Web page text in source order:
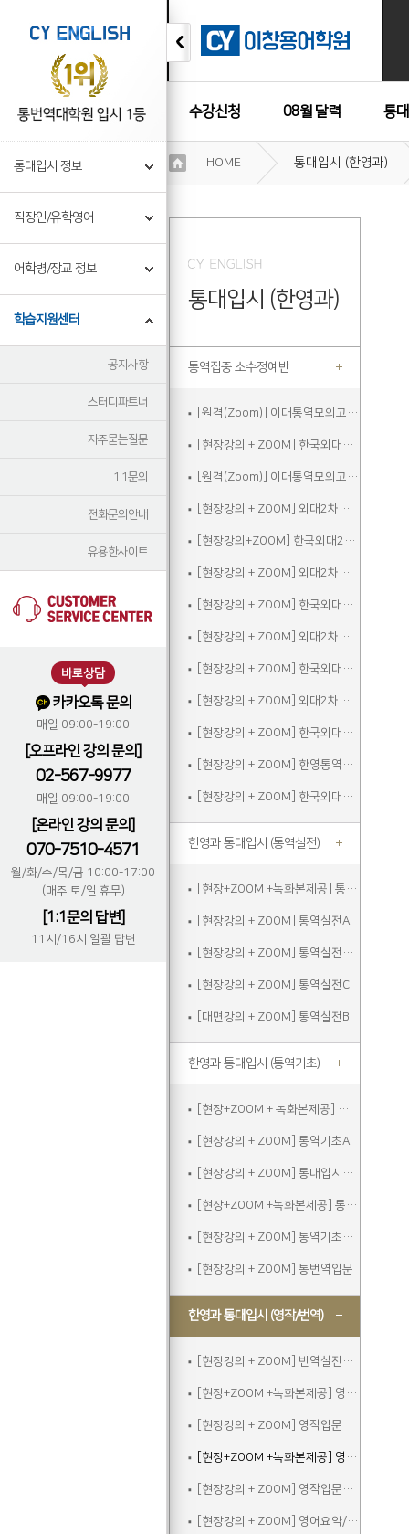
수강신청 08월 달력 통
수강후기
통대입시 정보
직장인/유학영어
어학병/장교 정보
학습지원센터
공지사항
스터디파트너
자주묻는질문
1:1문의
전화문의안내
유용한사이트
바로상담
카카오톡 문의
매일 09:00-19:00
[오프라인 강의 문의]
02-567-9977
매일 09:00-19:00
[온라인 강의 문의]
070-7510-4571
월/화/수/목/금 10:00-17:00
(매주 토/일 휴무)
[1:1문의 답변]
11시/16시 일괄 답변
기
정
HOME 통대입시 (한영과)
통대입시 (한영과)
통역집중 소수정예반
[원격(Zoom)] 이대통역모의고사A
[현장강의 + ZOOM] 한국외대2차실전통역모의고사A
[원격(Zoom)] 이대통역모의고사B
[현장강의 + ZOOM] 외대2차모의고사A
[현장강의+ZOOM] 한국외대2차실전통역모의고사B
[현장강의 + ZOOM] 외대2차모의고사B
[현장강의 + ZOOM] 한국외대2차실전통역모의고사C
[현장강의 + ZOOM] 외대2차모의고사C
[현장강의 + ZOOM] 한국외대2차실전통역모의고사A_참관
[현장강의 + ZOOM] 외대2차모의고사D
[현장강의 + ZOOM] 한국외대2차실전통역모의고사B_참관
[현장강의 + ZOOM] 한영통역집중
[현장강의 + ZOOM] 한국외대2차실전통역모의고사C_참관
한영과 통대입시 (통역실전)
[현장+ZOOM +녹화본제공] 통역실전A
[현장강의 + ZOOM] 통역실전A
[현장강의 + ZOOM] 통역실전주말
[현장강의 + ZOOM] 통역실전C
[대면강의 + ZOOM] 통역실전B
한영과 통대입시 (통역기초)
[현장+ZOOM + 녹화본제공] 통역기초A
[현장강의 + ZOOM] 통역기초A
[현장강의 + ZOOM] 통대입시입문
[현장+ZOOM +녹화본제공] 통역기초주말
[현장강의 + ZOOM] 통역기초주말
[현장강의 + ZOOM] 통번역입문
한영과 통대입시 (영작/번역)
[현장강의 + ZOOM] 번역실전주말
[현장+ZOOM +녹화본제공] 영작입문
[현장강의 + ZOOM] 영작입문
[현장+ZOOM +녹화본제공] 영작입문주말
[현장강의 + ZOOM] 영작입문주말
[현장강의 + ZOOM] 영어요약/에세이쓰기